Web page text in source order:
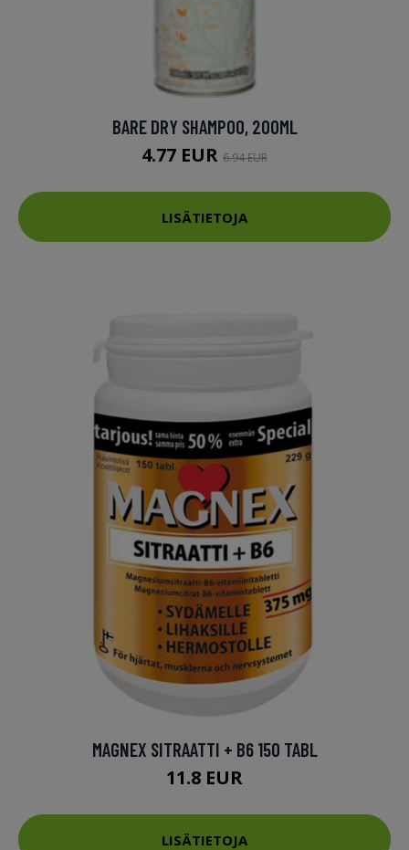
BARE DRY SHAMPOO, 200ML
4.77 EUR 6.94 EUR
LISÄTIETOJA
MAGNEX SITRAATTI + B6 150 TABL
11.8 EUR
LISÄTIETOJA